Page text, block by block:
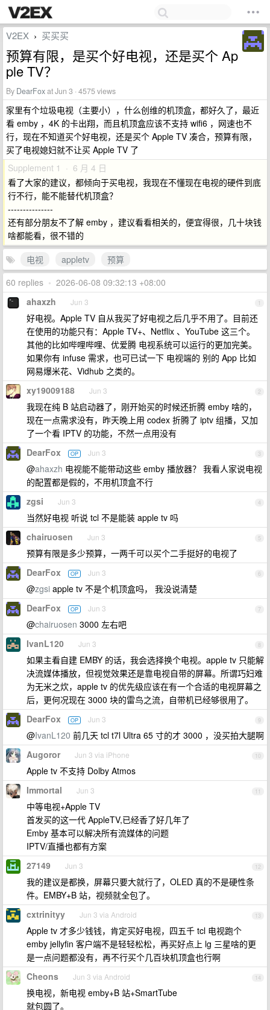
V2EX › 买买买
预算有限，是买个好电视，还是买个 Ap
ple TV？
By DearFoxat Jun 3 · 4575 views
家里有个垃圾电视（主要小），什么创维的机顶盒，都好久了，最近
看 emby ，4K 的卡出翔，而且机顶盒应该不支持 wifi6 ，网速也不
行，现在不知道买个好电视，还是买个 Apple TV 凑合，预算有限，
买了电视媳妇就不让买 Apple TV 了
Supplement 1 · 6 月 4 日
看了大家的建议，都倾向于买电视，我现在不懂现在电视的硬件到底
行不行，能不能替代机顶盒？
---------------
还有部分朋友不了解 emby ，建议看看相关的，便宜得很，几十块钱
啥都能看，很不错的
电视
appletv
预算
60 replies • 2026-06-08 09:32:13 +08:00
1
ahaxzh Jun 3
好电视。Apple TV 自从我买了好电视之后几乎不用了。目前还
在使用的功能只有：Apple TV+、Netflix 、YouTube 这三个。
其他的比如哔哩哔哩、优爱腾 电视系统可以运行的更加完美。
如果你有 infuse 需求，也可已试一下 电视端的 别的 App 比如
网易爆米花、Vidhub 之类的。
2
xy19009188 Jun 3
我现在纯 B 站启动器了，刚开始买的时候还折腾 emby 啥的，
现在一点需求没有，昨天晚上用 codex 折腾了 iptv 组播，又加
了一个看 IPTV 的功能，不然一点用没有
3
DearFox OP Jun 3
@ahaxzh 电视能不能带动这些 emby 播放器？ 我看人家说电视
的配置都是假的，不用机顶盒不行
4
zgsi Jun 3
当然好电视 听说 tcl 不是能装 apple tv 吗
5
chairuosen Jun 3
预算有限是多少预算，一两千可以买个二手挺好的电视了
6
DearFox OP Jun 3
@zgsi apple tv 不是个机顶盒吗， 我没说清楚
7
DearFox OP Jun 3
@chairuosen 3000 左右吧
8
IvanL120 Jun 3
如果主看自建 EMBY 的话，我会选择换个电视。apple tv 只能解
决流媒体播放，但视觉效果还是靠电视自带的屏幕。所谓巧妇难
为无米之炊，apple tv 的优先级应该在有一个合适的电视屏幕之
后，更何况现在 3000 块的雷鸟之流，自带机已经够很用了。
9
DearFox OP Jun 3
@IvanL120 前几天 tcl t7l Ultra 65 寸的才 3000 ，没买拍大腿啊
10
Augoror Jun 3 via iPhone
Apple tv 不支持 Dolby Atmos
11
Immortal Jun 3
中等电视+Apple TV
首发买的这一代 AppleTV,已经香了好几年了
Emby 基本可以解决所有流媒体的问题
IPTV/直播也都有方案
12
27149 Jun 3
我的建议是都换，屏幕只要大就行了，OLED 真的不是硬性条
件。EMBY+B 站，视频就全包了。
13
cxtrinityy Jun 3 via Android
Apple tv 才多少钱钱，肯定买好电视，四五千 tcl 电视跑个
emby jellyfin 客户端不是轻轻松松，再买好点上 lg 三星啥的更
是一点问题都没有，再不行买个几百块机顶盒也行啊
14
Cheons Jun 3 via Android
换电视，新电视 emby+B 站+SmartTube
就包圆了。